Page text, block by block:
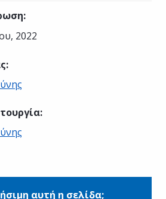
:
2022
:
:
αυτή η σελίδα;